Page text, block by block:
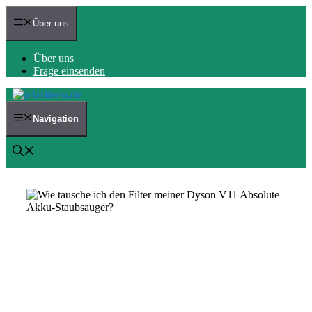
Zum
Inhalt Über uns
Über uns
Frage einsenden
Navigation